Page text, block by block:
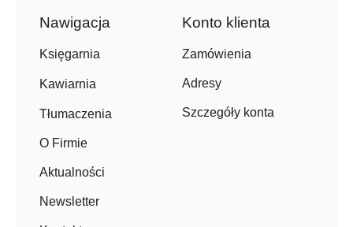
Nawigacja
Księgarnia
Kawiarnia
Tłumaczenia
O Firmie
Aktualności
Newsletter
Konto klienta
Zamówienia
Adresy
Szczegóły konta